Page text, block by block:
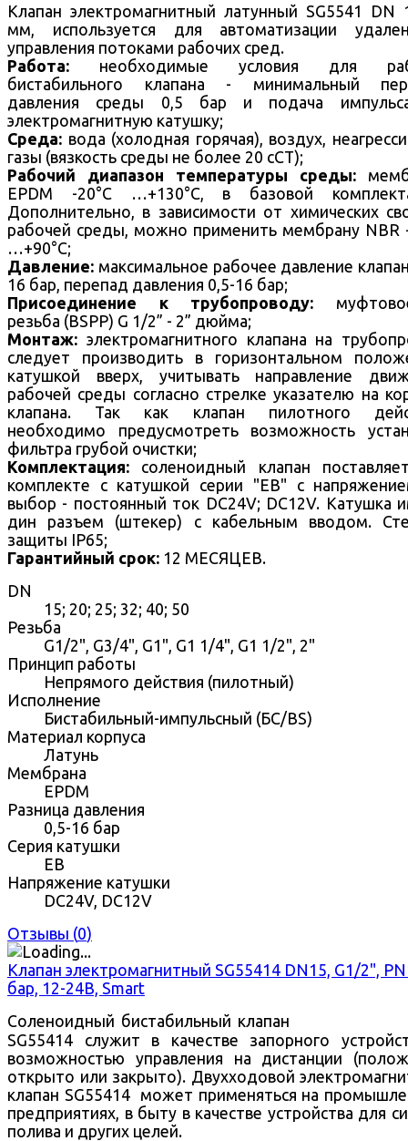
Клапан электромагнитный латунный SG5541 DN
мм, используется для автоматизации
управления потоками рабочих сред.
Работа: необходимые условия для
бистабильного клапана - минимальный
давления среды 0,5 бар и подача
электромагнитную катушку;
Среда: вода (холодная горячая), воздух,
газы (вязкость среды не более 20 cCT);
Рабочий диапазон температуры среды:
EPDM -20°С …+130°С, в базовой
Дополнительно, в зависимости от химических
рабочей среды, можно применить мембрану NBR
…+90°С;
Давление: максимальное рабочее давление
16 бар, перепад давления 0,5-16 бар;
Присоединение к трубопроводу:
резьба (BSPP) G 1/2” - 2” дюйма;
Монтаж: электромагнитного клапана на
следует производить в горизонтальном
катушкой вверх, учитывать направление
рабочей среды согласно стрелке указателю на
клапана. Так как клапан пилотного
необходимо предусмотреть возможность
фильтра грубой очистки;
Комплектация: соленоидный клапан
комплекте с катушкой серии "EB" с
выбор - постоянный ток DC24V; DC12V. Катушка
дин разъем (штекер) с кабельным вводом.
защиты IP65;
Гарантийный срок: 12 МЕСЯЦЕВ.
DN
15; 20; 25; 32; 40; 50
Резьба
G1/2", G3/4", G1", G1 1/4", G1 1/2", 2"
Принцип работы
Непрямого действия (пилотный)
Исполнение
Бистабильный-импульсный (БС/BS)
Материал корпуса
Латунь
Мембрана
EPDM
Разница давления
0,5-16 бар
Серия катушки
EB
Напряжение катушки
DC24V, DC12V
Отзывы (0)
Клапан электромагнитный SG55414 DN15, G1/2",
бар, 12-24В, Smart
Соленоидный бистабильный клапан
SG55414 служит в качестве запорного
возможностью управления на дистанции
открыто или закрыто). Двухходовой
клапан SG55414 может применяться на
предприятиях, в быту в качестве устройства для
полива и других целей.